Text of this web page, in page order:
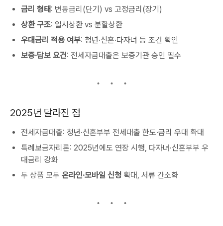
금리 형태: 변동금리(단기) vs 고정금리(장기)
상환 구조: 일시상환 vs 분할상환
우대금리 적용 여부: 청년·신혼·다자녀 등 조건 확인
보증·담보 요건: 전세자금대출은 보증기관 승인 필수
2025년 달라진 점
전세자금대출: 청년·신혼부부 전세대출 한도·금리 우대 확대
특례보금자리론: 2025년에도 연장 시행, 다자녀·신혼부부 우
대금리 강화
두 상품 모두 온라인·모바일 신청 확대, 서류 간소화